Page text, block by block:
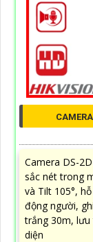
Camera DS-
sắc nét trong
và Tilt 105°,
động người,
trắng 30m,
diện